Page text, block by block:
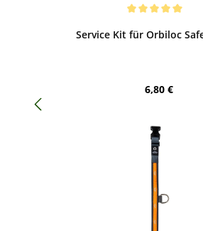
Service Kit für Orbiloc
Regulärer
6,80 €